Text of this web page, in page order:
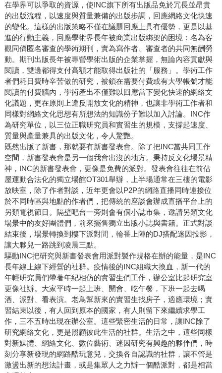
在學界可以爭取的資源，使INC旗下所有出版品免於冗長並昂貴
的出版流程，以速度與質量兼備的出版步調，回應網絡文化快速
的變化。這樣的出版策略不僅在議題回應上具有優勢，更是以基
進的行動主義，回應學術界長年被商業出版綁架的困境：名為客
觀同儕匿名審查的學術期刊，實為寫作者、審查者的共同無酬勞
動。期刊出版長年被專營學術出版的企業掌握，無論內容貢獻與
閱讀，雙邊都得支付高額才能取得出版社的「服務」。學術工作
者們耗日費時辛苦做的研究，被鎖在需要付費或有大學帳號才能
閱讀的付費牆內，學術產出不僅難以回應當下變化快速的網絡文
化議題，更在原則上違反開放文化的精神，也讓非學術工作者和
同樣對網絡文化思想有所想法的知識份子難以加入討論。INC作
為研究單位，以三位正職研究員和實習生的規模，支撐起速度、
質量與產量兼具的出版文化，令人驚艷。
既然出版了新書，那就要有新書發表會。除了把INC當共同工作
空間，新書發表會是另一個我會出沒的地方。秉持反文化場景精
神，INC的新書發表會，更像是免費的派對。發表會往往在前佔
屋運動合法化的獨立場館OT301舉辦，上半場通常在三樓的電影
放映室，除了作者對談，近年更會以P2P的網路直播同時連接位
於不同時區與地點的作者們，把傳統的座談會辦成直播平台上的
另類電視節目。隔壁吧台一旁則會有個小誌市集，邀請另類文化
場景中的友好團體們，前來擺售獨立出版小誌與書籍。正式對談
結束後，場景轉換到樓下派對間，輪番上陣的DJ搭配迷因投影，
讓大夥兒一路跳到凌晨三點。
驅動INC把研究與新書發表會用派對製作規格在辦的能量，是INC
長年線上線下經營的社群。疫情後的INC組織大換血，新一代的
年輕研究員們帶著年紀相仿的實習生們工作，辦公室比起研究室
更像社辦。大家平時一起上班、開會、吃午餐，下班一起去喝
酒、派對、看表演。老鳥幫新來的實習生找房子，適應環境；實
習結束以後，有人回到原本的國家，有人則留下來繼續求學工
作，三不五時出現在辦公室。這些緊密生活的日常，讓INC除了
研究網絡文化，更是照顧彼此生活的社群。生活之中，這些同樣
對新媒體、網絡文化、數位藝術、迷因研究有興趣的夥伴們，時
刻分享新發現的網路酷玩意兒，交換各自認識的社群，讓不管是
激盪出新的想法計畫，或是集眾人之力辦一個酷派對，都是相當